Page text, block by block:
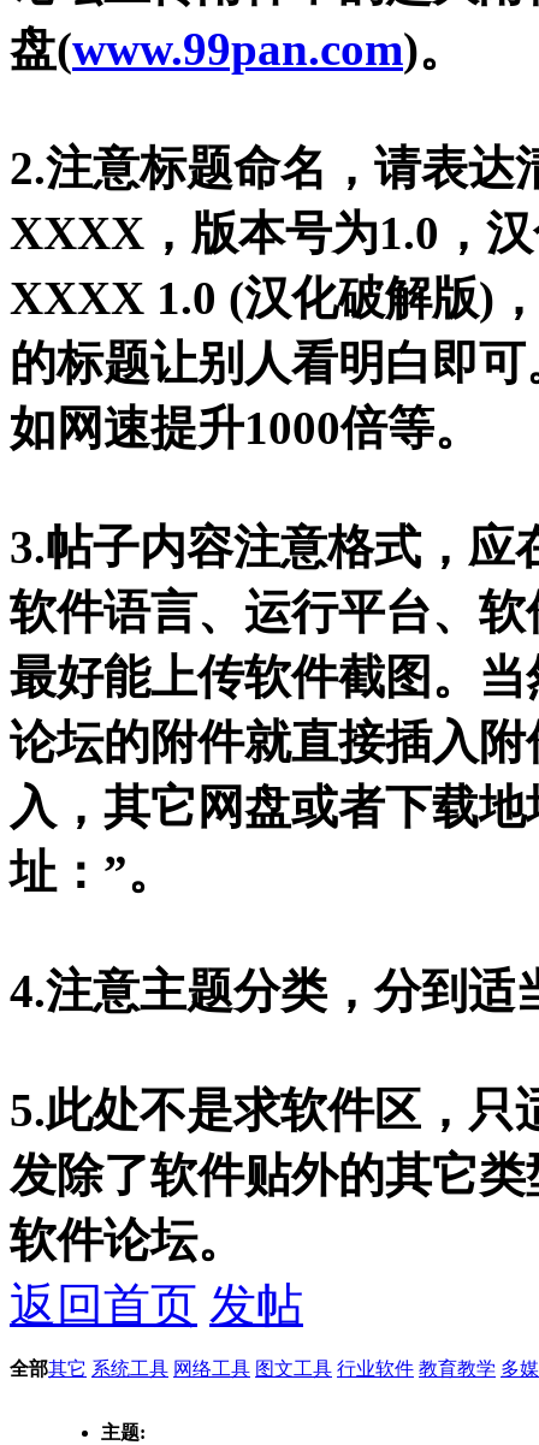
盘(www.99pan.com)。
2.注意标题命名，请表
XXXX，版本号为1.0，
XXXX 1.0 (汉化破解版)
的标题让别人看明白即
如网速提升1000倍等。
3.帖子内容注意格式，
软件语言、运行平台、
最好能上传软件截图。
论坛的附件就直接插入
入，其它网盘或者下载
址：”。
4.注意主题分类，分到适
5.此处不是求软件区，
发除了软件贴外的其它
软件论坛。
返回首页 发帖
全部其它 系统工具 网络工具 图文工具 行业软件 教育教学 多
主题: